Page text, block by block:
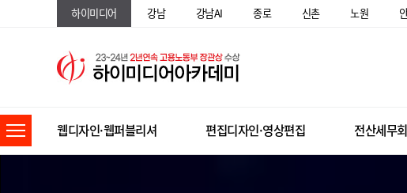
하이미디어 강남 강남AI 종로 신촌 노원
웹디자인·웹퍼블리셔 편집디자인·영상편집 전산세무